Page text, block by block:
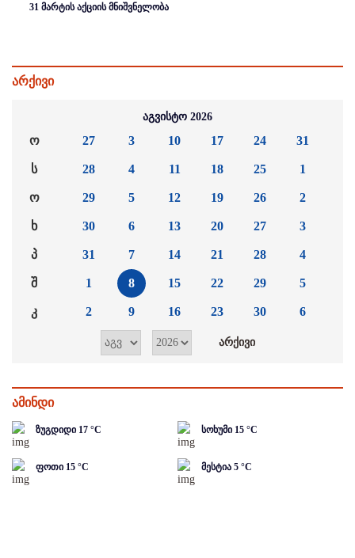
31 მარტის აქციის მნიშვნელობა
არქივი
აგვისტო 2026
ო
ს
ო
ხ
პ
შ
კ
27
28
29
30
31
1
2
3
4
5
6
7
8
9
10
11
12
13
14
15
16
17
18
19
20
21
22
23
24
25
26
27
28
29
30
31
1
2
3
4
5
6
ამინდი
ზუგდიდი 17 °C სოხუმი 15 °C
ფოთი 15 °C მესტია 5 °C